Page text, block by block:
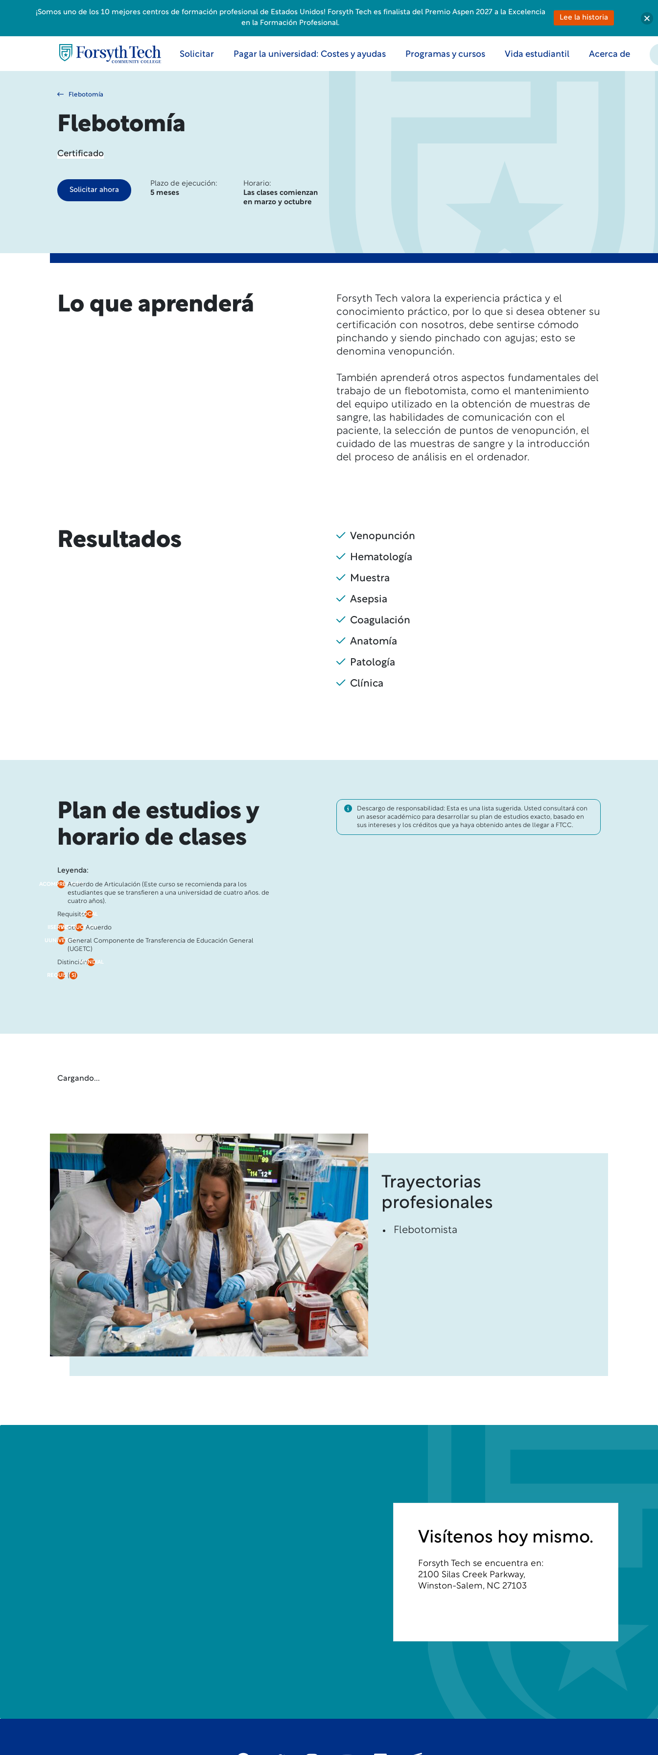
Solicitar Pagar la universidad: Costes y ayudas Programas y cursos Vida estudiantil Acerca de
Flebotomía
Flebotomía
Certificado
Solicitar ahora
Plazo de ejecución:
5 meses
Horario:
Las clases comienzan
en marzo y octubre
Lo que aprenderá
Forsyth Tech valora la experiencia práctica y el
conocimiento práctico, por lo que si desea obtener su
certificación con nosotros, debe sentirse cómodo
pinchando y siendo pinchado con agujas; esto se
denomina venopunción.
También aprenderá otros aspectos fundamentales del
trabajo de un flebotomista, como el mantenimiento
del equipo utilizado en la obtención de muestras de
sangre, las habilidades de comunicación con el
paciente, la selección de puntos de venopunción, el
cuidado de las muestras de sangre y la introducción
del proceso de análisis en el ordenador.
Resultados Venopunción
Hematología
Muestra
Asepsia
Coagulación
Anatomía
Patología
Clínica
Plan de estudios y
horario de clases
Leyenda:
ACOMPRENSIÓNAcuerdo de Articulación (Este curso se recomienda para los
estudiantes que se transfieren a una universidad de cuatro años. de
cuatro años).
RequisitoLOCAL
IISERVICIO
de
INSTRUCCIÓNAcuerdo
UUNIVERSALGeneral Componente de Transferencia de Educación General
(UGETC)
DistinciónMUNDIAL
REQUISITO
( S)
Descargo de responsabilidad: Esta es una lista sugerida. Usted consultará con
un asesor académico para desarrollar su plan de estudios exacto, basado en
sus intereses y los créditos que ya haya obtenido antes de llegar a FTCC.
Cargando...
Trayectorias
profesionales
Flebotomista
Visítenos hoy mismo.
Forsyth Tech se encuentra en:
2100 Silas Creek Parkway,
Winston-Salem, NC 27103
¡Somos uno de los 10 mejores centros de formación profesional de Estados Unidos! Forsyth Tech es finalista del Premio Aspen 2027 a la Excelencia
en la Formación Profesional.
Lee la historia